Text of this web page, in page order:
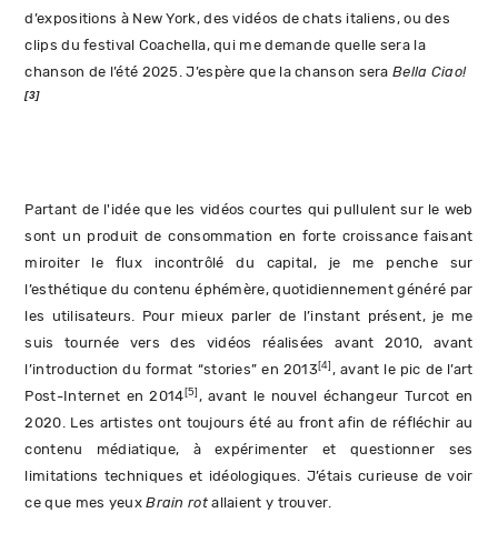
d’expositions à New York, des vidéos de chats italiens, ou des
clips du festival Coachella, qui me demande quelle sera la
chanson de l’été 2025. J’espère que la chanson seraBella Ciao!
[3]
Partant de l'idée que les vidéos courtes qui pullulent sur le web
sont un produit de consommation en forte croissance faisant
miroiter le flux incontrôlé du capital, je me penche sur
l’esthétique du contenu éphémère, quotidiennement généré par
les utilisateurs. Pour mieux parler de l’instant présent, je me
suis tournée vers des vidéos réalisées avant 2010, avant
l’introduction du format “stories” en 2013[4], avant le pic de l’art
Post-Internet en 2014[5], avant le nouvel échangeur Turcot en
2020. Les artistes ont toujours été au front afin de réfléchir au
contenu médiatique, à expérimenter et questionner ses
limitations techniques et idéologiques. J’étais curieuse de voir
ce que mes yeuxBrain rotallaient y trouver.